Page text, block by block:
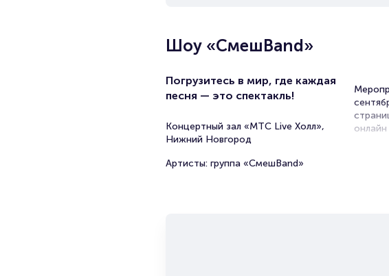
Шоу «СмешBand»
Погрузитесь в мир, где каждая
песня — это спектакль!
Концертный зал «МТС Live Холл»,
Нижний Новгород
Артисты: группа «СмешBand»